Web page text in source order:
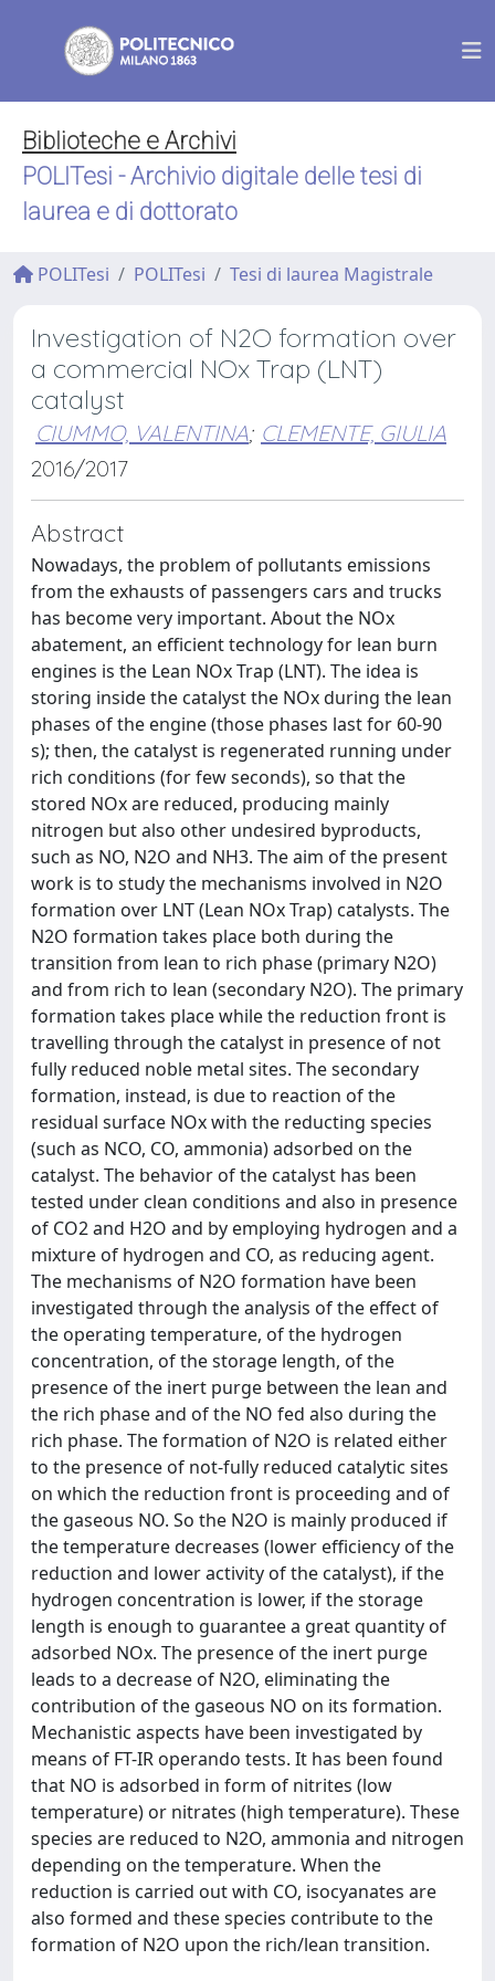
Biblioteche e Archivi
POLITesi - Archivio digitale delle tesi di
laurea e di dottorato
POLITesi POLITesi Tesi di laurea Magistrale
Investigation of N2O formation over
a commercial NOx Trap (LNT)
catalyst
CIUMMO, VALENTINA; CLEMENTE, GIULIA
2016/2017
Abstract
Nowadays, the problem of pollutants emissions
from the exhausts of passengers cars and trucks
has become very important. About the NOx
abatement, an efficient technology for lean burn
engines is the Lean NOx Trap (LNT). The idea is
storing inside the catalyst the NOx during the lean
phases of the engine (those phases last for 60-90
s); then, the catalyst is regenerated running under
rich conditions (for few seconds), so that the
stored NOx are reduced, producing mainly
nitrogen but also other undesired byproducts,
such as NO, N2O and NH3. The aim of the present
work is to study the mechanisms involved in N2O
formation over LNT (Lean NOx Trap) catalysts. The
N2O formation takes place both during the
transition from lean to rich phase (primary N2O)
and from rich to lean (secondary N2O). The primary
formation takes place while the reduction front is
travelling through the catalyst in presence of not
fully reduced noble metal sites. The secondary
formation, instead, is due to reaction of the
residual surface NOx with the reducting species
(such as NCO, CO, ammonia) adsorbed on the
catalyst. The behavior of the catalyst has been
tested under clean conditions and also in presence
of CO2 and H2O and by employing hydrogen and a
mixture of hydrogen and CO, as reducing agent.
The mechanisms of N2O formation have been
investigated through the analysis of the effect of
the operating temperature, of the hydrogen
concentration, of the storage length, of the
presence of the inert purge between the lean and
the rich phase and of the NO fed also during the
rich phase. The formation of N2O is related either
to the presence of not-fully reduced catalytic sites
on which the reduction front is proceeding and of
the gaseous NO. So the N2O is mainly produced if
the temperature decreases (lower efficiency of the
reduction and lower activity of the catalyst), if the
hydrogen concentration is lower, if the storage
length is enough to guarantee a great quantity of
adsorbed NOx. The presence of the inert purge
leads to a decrease of N2O, eliminating the
contribution of the gaseous NO on its formation.
Mechanistic aspects have been investigated by
means of FT-IR operando tests. It has been found
that NO is adsorbed in form of nitrites (low
temperature) or nitrates (high temperature). These
species are reduced to N2O, ammonia and nitrogen
depending on the temperature. When the
reduction is carried out with CO, isocyanates are
also formed and these species contribute to the
formation of N2O upon the rich/lean transition.